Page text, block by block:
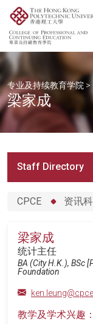
专业及持续教育学院 >
梁家成
Staff Directory
CPCE 资讯
梁家成
统计主任
BA (City H.K.), BSc
Foundation
教学及学术兴趣：